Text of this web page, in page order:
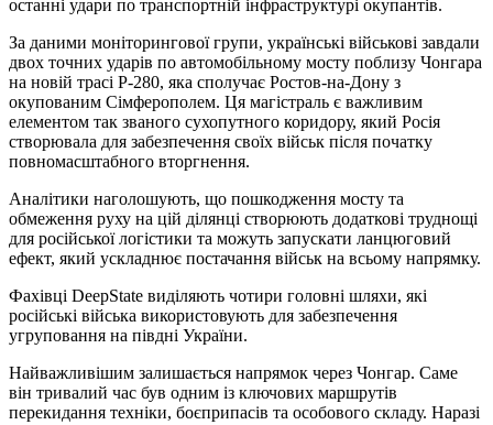
останні удари по транспортній інфраструктурі окупантів.
За даними моніторингової групи, українські військові завдали
двох точних ударів по автомобільному мосту поблизу Чонгара
на новій трасі Р-280, яка сполучає Ростов-на-Дону з
окупованим Сімферополем. Ця магістраль є важливим
елементом так званого сухопутного коридору, який Росія
створювала для забезпечення своїх військ після початку
повномасштабного вторгнення.
Аналітики наголошують, що пошкодження мосту та
обмеження руху на цій ділянці створюють додаткові труднощі
для російської логістики та можуть запускати ланцюговий
ефект, який ускладнює постачання військ на всьому напрямку.
Фахівці DeepState виділяють чотири головні шляхи, які
російські війська використовують для забезпечення
угруповання на півдні України.
Найважливішим залишається напрямок через Чонгар. Саме
він тривалий час був одним із ключових маршрутів
перекидання техніки, боєприпасів та особового складу. Наразі